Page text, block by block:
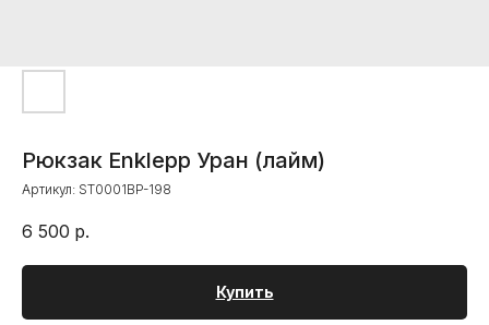
Рюкзак Enklepp Уран (лайм)
Артикул: ST0001BP-198
6 500 р.
Купить